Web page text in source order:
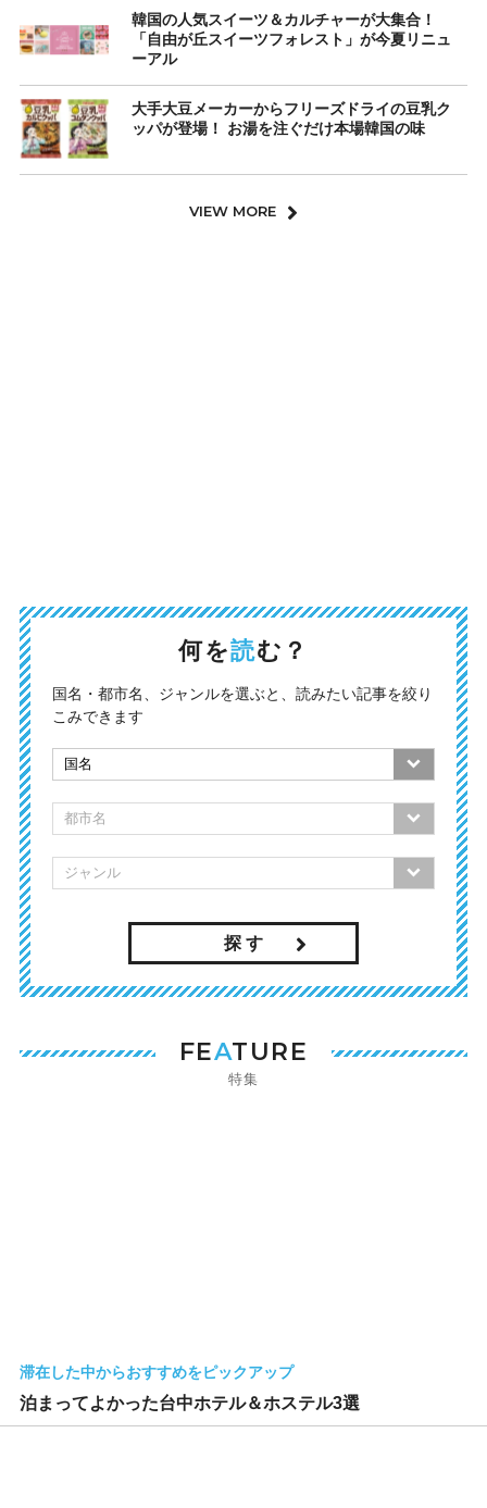
韓国の人気スイーツ＆カルチャーが大集合！
「自由が丘スイーツフォレスト」が今夏リニュ
ーアル
大手大豆メーカーからフリーズドライの豆乳ク
ッパが登場！ お湯を注ぐだけ本場韓国の味
VIEW MORE
何を読む？
国名・都市名、ジャンルを選ぶと、読みたい記事を絞り
こみできます
探 す
FEATURE
特集
滞在した中からおすすめをピックアップ
泊まってよかった台中ホテル＆ホステル3選